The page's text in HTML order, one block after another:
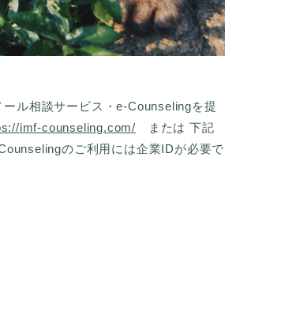
ル相談サービス・e-Counselingを提
imf-counseling.com/ または 下記
のご利用には企業IDが必要で